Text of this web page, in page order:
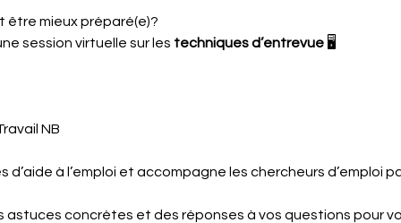
être mieux préparé(e)?
session virtuelle sur les techniques d’entrevue 🖥️
NB
d’aide à l’emploi et accompagne les chercheurs d’emploi
astuces concrètes et des réponses à vos questions pour